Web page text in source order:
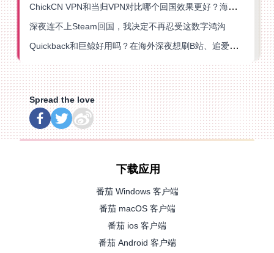
ChickCN VPN和当归VPN对比哪个回国效果更好？海外党亲测后选了它
深夜连不上Steam回国，我决定不再忍受这数字鸿沟
Quickback和巨鲸好用吗？在海外深夜想刷B站、追爱奇艺的你，或许正需要这份答案
Spread the love
下载应用
番茄 Windows 客户端
番茄 macOS 客户端
番茄 ios 客户端
番茄 Android 客户端